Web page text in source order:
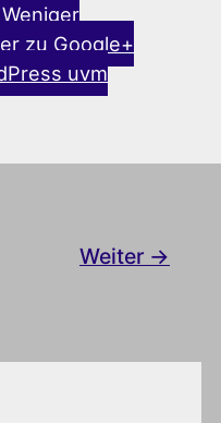
zu Google+
uvm
Weiter →